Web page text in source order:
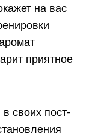
на вас
приятное
своих пост-